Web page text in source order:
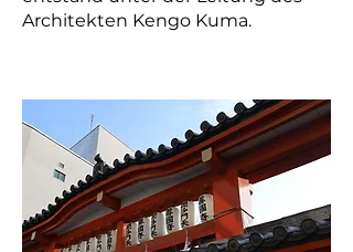
Architekten Kengo Kuma.